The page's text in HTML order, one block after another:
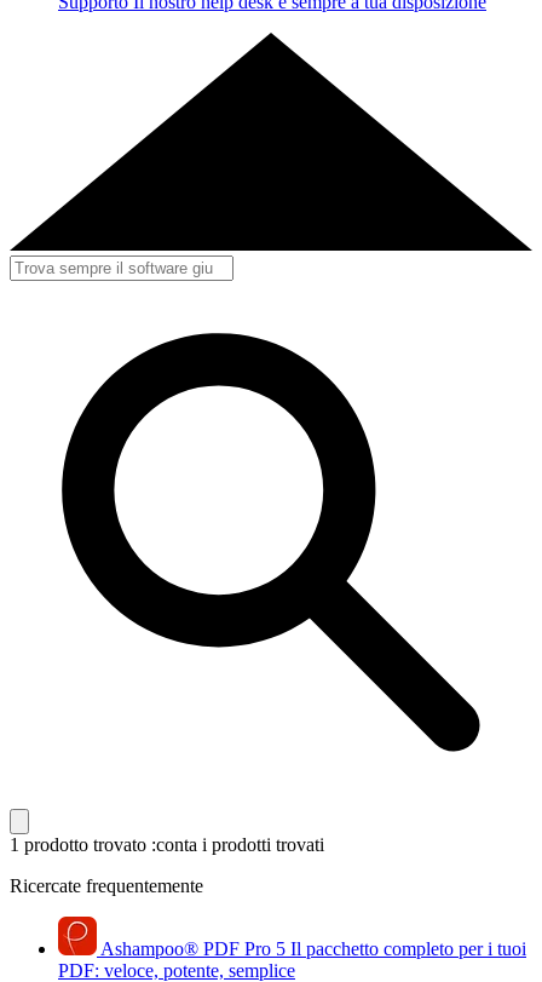
1 prodotto trovato :conta i prodotti trovati
Ricercate frequentemente
Ashampoo® PDF Pro 5 Il pacchetto completo per i tuoi
PDF: veloce, potente, semplice